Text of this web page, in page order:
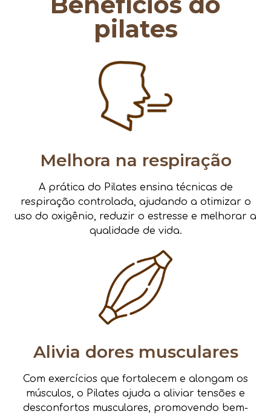
pilates
Melhora na respiração
A prática do Pilates ensina técnicas de
respiração controlada, ajudando a otimizar o
uso do oxigênio, reduzir o estresse e melhorar a
qualidade de vida.
Alivia dores musculares
Com exercícios que fortalecem e alongam os
músculos, o Pilates ajuda a aliviar tensões e
desconfortos musculares, promovendo bem-